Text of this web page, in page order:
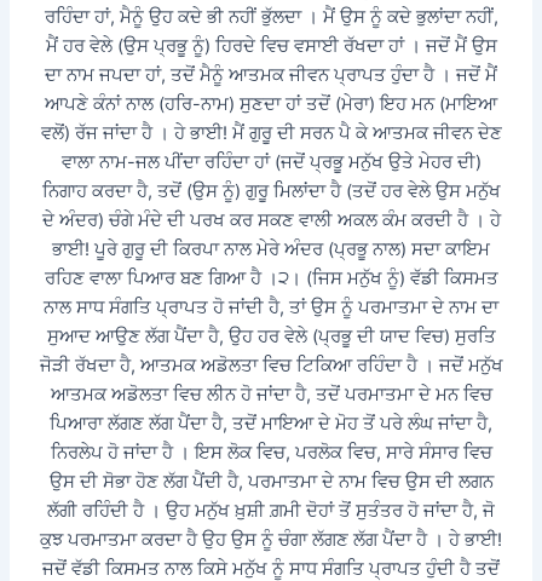
ਰਹਿੰਦਾ ਹਾਂ, ਮੈਨੂੰ ਉਹ ਕਦੇ ਭੀ ਨਹੀਂ ਭੁੱਲਦਾ । ਮੈਂ ਉਸ ਨੂੰ ਕਦੇ ਭੁਲਾਂਦਾ ਨਹੀਂ,
ਮੈਂ ਹਰ ਵੇਲੇ (ਉਸ ਪ੍ਰਭੂ ਨੂੰ) ਹਿਰਦੇ ਵਿਚ ਵਸਾਈ ਰੱਖਦਾ ਹਾਂ । ਜਦੋਂ ਮੈਂ ਉਸ
ਦਾ ਨਾਮ ਜਪਦਾ ਹਾਂ, ਤਦੋਂ ਮੈਨੂੰ ਆਤਮਕ ਜੀਵਨ ਪ੍ਰਾਪਤ ਹੁੰਦਾ ਹੈ । ਜਦੋਂ ਮੈਂ
ਆਪਣੇ ਕੰਨਾਂ ਨਾਲ (ਹਰਿ-ਨਾਮ) ਸੁਣਦਾ ਹਾਂ ਤਦੋਂ (ਮੇਰਾ) ਇਹ ਮਨ (ਮਾਇਆ
ਵਲੋਂ) ਰੱਜ ਜਾਂਦਾ ਹੈ । ਹੇ ਭਾਈ! ਮੈਂ ਗੁਰੂ ਦੀ ਸਰਨ ਪੈ ਕੇ ਆਤਮਕ ਜੀਵਨ ਦੇਣ
ਵਾਲਾ ਨਾਮ-ਜਲ ਪੀਂਦਾ ਰਹਿੰਦਾ ਹਾਂ (ਜਦੋਂ ਪ੍ਰਭੂ ਮਨੁੱਖ ਉਤੇ ਮੇਹਰ ਦੀ)
ਨਿਗਾਹ ਕਰਦਾ ਹੈ, ਤਦੋਂ (ਉਸ ਨੂੰ) ਗੁਰੂ ਮਿਲਾਂਦਾ ਹੈ (ਤਦੋਂ ਹਰ ਵੇਲੇ ਉਸ ਮਨੁੱਖ
ਦੇ ਅੰਦਰ) ਚੰਗੇ ਮੰਦੇ ਦੀ ਪਰਖ ਕਰ ਸਕਣ ਵਾਲੀ ਅਕਲ ਕੰਮ ਕਰਦੀ ਹੈ । ਹੇ
ਭਾਈ! ਪੂਰੇ ਗੁਰੂ ਦੀ ਕਿਰਪਾ ਨਾਲ ਮੇਰੇ ਅੰਦਰ (ਪ੍ਰਭੂ ਨਾਲ) ਸਦਾ ਕਾਇਮ
ਰਹਿਣ ਵਾਲਾ ਪਿਆਰ ਬਣ ਗਿਆ ਹੈ ।੨। (ਜਿਸ ਮਨੁੱਖ ਨੂੰ) ਵੱਡੀ ਕਿਸਮਤ
ਨਾਲ ਸਾਧ ਸੰਗਤਿ ਪ੍ਰਾਪਤ ਹੋ ਜਾਂਦੀ ਹੈ, ਤਾਂ ਉਸ ਨੂੰ ਪਰਮਾਤਮਾ ਦੇ ਨਾਮ ਦਾ
ਸੁਆਦ ਆਉਣ ਲੱਗ ਪੈਂਦਾ ਹੈ, ਉਹ ਹਰ ਵੇਲੇ (ਪ੍ਰਭੂ ਦੀ ਯਾਦ ਵਿਚ) ਸੁਰਤਿ
ਜੋੜੀ ਰੱਖਦਾ ਹੈ, ਆਤਮਕ ਅਡੋਲਤਾ ਵਿਚ ਟਿਕਿਆ ਰਹਿੰਦਾ ਹੈ । ਜਦੋਂ ਮਨੁੱਖ
ਆਤਮਕ ਅਡੋਲਤਾ ਵਿਚ ਲੀਨ ਹੋ ਜਾਂਦਾ ਹੈ, ਤਦੋਂ ਪਰਮਾਤਮਾ ਦੇ ਮਨ ਵਿਚ
ਪਿਆਰਾ ਲੱਗਣ ਲੱਗ ਪੈਂਦਾ ਹੈ, ਤਦੋਂ ਮਾਇਆ ਦੇ ਮੋਹ ਤੋਂ ਪਰੇ ਲੰਘ ਜਾਂਦਾ ਹੈ,
ਨਿਰਲੇਪ ਹੋ ਜਾਂਦਾ ਹੈ । ਇਸ ਲੋਕ ਵਿਚ, ਪਰਲੋਕ ਵਿਚ, ਸਾਰੇ ਸੰਸਾਰ ਵਿਚ
ਉਸ ਦੀ ਸੋਭਾ ਹੋਣ ਲੱਗ ਪੈਂਦੀ ਹੈ, ਪਰਮਾਤਮਾ ਦੇ ਨਾਮ ਵਿਚ ਉਸ ਦੀ ਲਗਨ
ਲੱਗੀ ਰਹਿੰਦੀ ਹੈ । ਉਹ ਮਨੁੱਖ ਖ਼ੁਸ਼ੀ ਗ਼ਮੀ ਦੋਹਾਂ ਤੋਂ ਸੁਤੰਤਰ ਹੋ ਜਾਂਦਾ ਹੈ, ਜੋ
ਕੁਝ ਪਰਮਾਤਮਾ ਕਰਦਾ ਹੈ ਉਹ ਉਸ ਨੂੰ ਚੰਗਾ ਲੱਗਣ ਲੱਗ ਪੈਂਦਾ ਹੈ । ਹੇ ਭਾਈ!
ਜਦੋਂ ਵੱਡੀ ਕਿਸਮਤ ਨਾਲ ਕਿਸੇ ਮਨੁੱਖ ਨੂੰ ਸਾਧ ਸੰਗਤਿ ਪ੍ਰਾਪਤ ਹੁੰਦੀ ਹੈ ਤਦੋਂ